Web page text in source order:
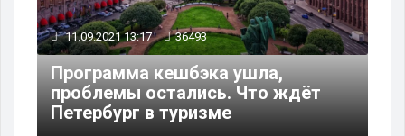
11.09.2021 13:17 36493
Программа кешбэка ушла,
проблемы остались. Что ждёт
Петербург в туризме